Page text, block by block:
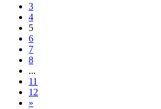
3
4
5
6
7
8
...
11
12
»